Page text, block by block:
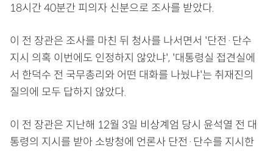
18시간 40분간 피의자 신분으로 조사를 받았다.
이 전 장관은 조사를 마친 뒤 청사를 나서면서 '단전·단수
지시 의혹 이번에도 인정하지 않았냐', '대통령실 접견실에
서 한덕수 전 국무총리와 어떤 대화를 나눴냐'는 취재진의
질의에 모두 답하지 않았다.
이 전 장관은 지난해 12월 3일 비상계엄 당시 윤석열 전 대
통령의 지시를 받아 소방청에 언론사 단전·단수를 지시한